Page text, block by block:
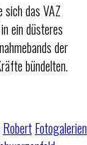
sich das VAZ
ein düsteres
der
bündelten.
RobertFotogalerien